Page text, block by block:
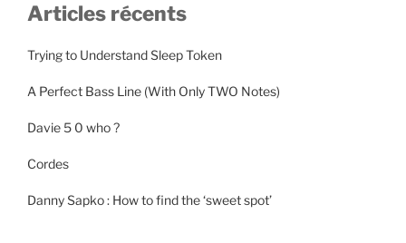
Articles récents
Trying to Understand Sleep Token
A Perfect Bass Line (With Only TWO Notes)
Davie 5 0 who ?
Cordes
Danny Sapko : How to find the ‘sweet spot’